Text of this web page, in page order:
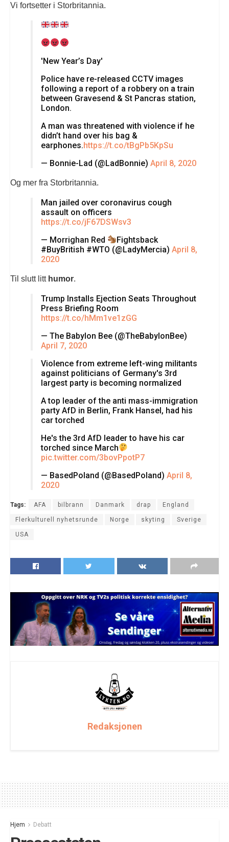
Vi fortsetter i Storbritannia.
'New Year’s Day'
Police have re-released CCTV images
following a report of a robbery on a train
between Gravesend & St Pancras station,
London.
A man was threatened with violence if he
didn’t hand over his bag &
earphones.https://t.co/tBgPb5KpSu
— Bonnie-Lad (@LadBonnie) April 8, 2020
Og mer fra Storbritannia.
Man jailed over coronavirus cough
assault on officers
https://t.co/jF67DSWsv3
— Morrighan Red
Fightsback
#BuyBritish #WTO (@LadyMercia) April 8,
2020
Til slutt litt humor.
Trump Installs Ejection Seats Throughout
Press Briefing Room
https://t.co/hMm1ve1zGG
— The Babylon Bee (@TheBabylonBee)
April 7, 2020
Violence from extreme left-wing militants
against politicians of Germany's 3rd
largest party is becoming normalized
A top leader of the anti mass-immigration
party AfD in Berlin, Frank Hansel, had his
car torched
He's the 3rd AfD leader to have his car
torched since March
pic.twitter.com/3bovPpotP7
— BasedPoland (@BasedPoland) April 8,
2020
Tags: AFA bilbrann Danmark drap England
Flerkulturell nyhetsrunde Norge skyting Sverige
USA
Redaksjonen
Hjem Debatt